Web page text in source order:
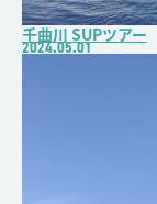
千曲川 SUPツアー
2024.05.01